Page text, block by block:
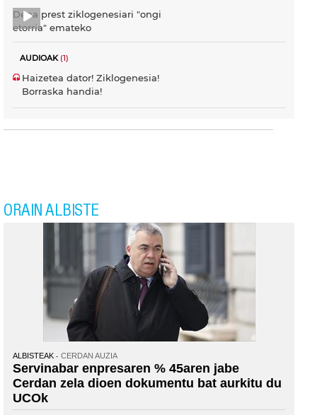
Dena prest ziklogenesiari "ongi
etorria" emateko
AUDIOAK(1)
Haizetea dator! Ziklogenesia!
Borraska handia!
ORAIN ALBISTE
ALBISTEAK CERDAN AUZIA
Servinabar enpresaren % 45aren jabe
Cerdan zela dioen dokumentu bat aurkitu du
UCOk